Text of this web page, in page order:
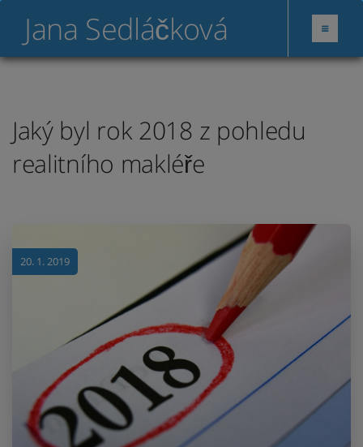
Jana Sedláčková
Jaký byl rok 2018 z pohledu
realitního makléře
20. 1. 2019